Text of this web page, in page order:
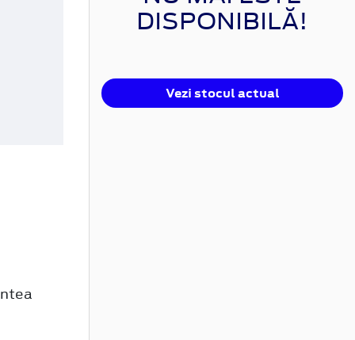
DISPONIBILĂ!
Vezi stocul actual